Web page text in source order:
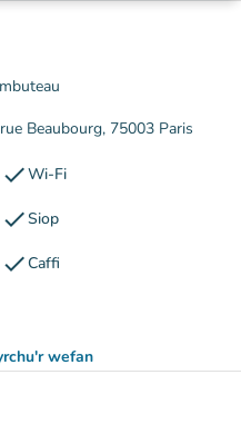
Beaubourg, 75003 Paris
checkWi-Fi
checkSiop
checkCaffi
wefan
(tab newydd)